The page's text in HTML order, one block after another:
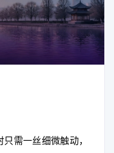
需一丝细微触动，